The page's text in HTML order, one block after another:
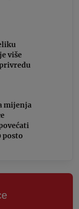
više
mijenja
posto